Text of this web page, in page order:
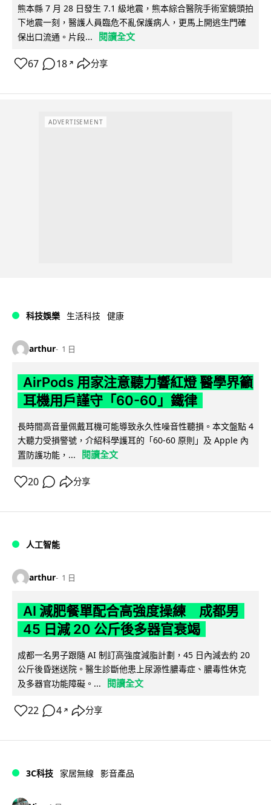
熊本縣 7 月 28 日發生 7.1 級地震，熊本綜合醫院手術室鏡頭拍
下地震一刻，醫護人員臨危不亂保護病人，更馬上開逃生門確
保出口流通。片段...
閱讀全文
67 18 ↗ 分享
ADVERTISEMENT
科技娛樂 生活科技 健康
arthur 1 日
AirPods 用家注意聽力響紅燈 醫學界籲
耳機用戶謹守「60-60」鐵律
長時間高音量佩戴耳機可能導致永久性噪音性聽損。本文盤點 4
大聽力受損警號，介紹科學護耳的「60-60 原則」及 Apple 內
置防護功能，...
閱讀全文
20 分享
人工智能
arthur 1 日
AI 減肥餐單配合高強度操練 成都男
45 日減 20 公斤後多器官衰竭
成都一名男子跟隨 AI 制訂高強度減脂計劃，45 日內減去約 20
公斤後昏迷送院。醫生診斷他患上尿源性膿毒症、膿毒性休克
及多器官功能障礙。...
閱讀全文
22 4 ↗ 分享
3C科技 家居無線 影音產品